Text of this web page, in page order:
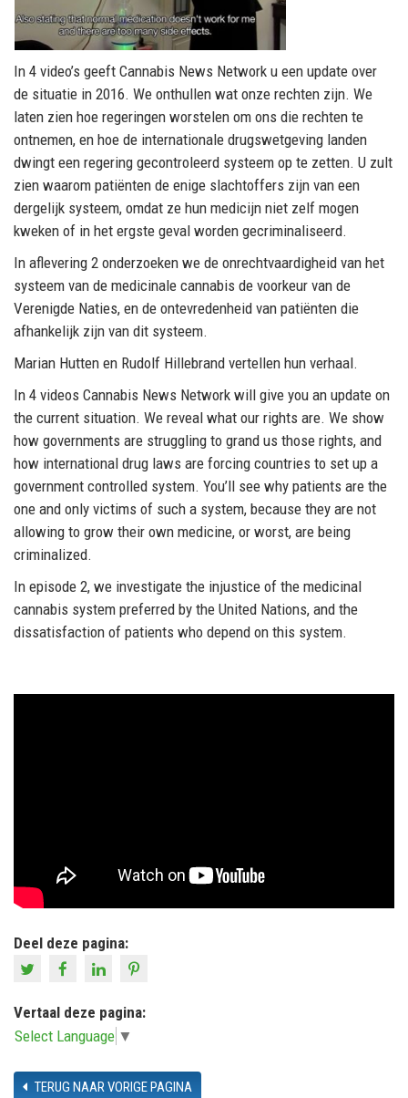
In 4 video’s geeft Cannabis News Network u een update over
de situatie in 2016. We onthullen wat onze rechten zijn. We
laten zien hoe regeringen worstelen om ons die rechten te
ontnemen, en hoe de internationale drugswetgeving landen
dwingt een regering gecontroleerd systeem op te zetten. U zult
zien waarom patiënten de enige slachtoffers zijn van een
dergelijk systeem, omdat ze hun medicijn niet zelf mogen
kweken of in het ergste geval worden gecriminaliseerd.
In aflevering 2 onderzoeken we de onrechtvaardigheid van het
systeem van de medicinale cannabis de voorkeur van de
Verenigde Naties, en de ontevredenheid van patiënten die
afhankelijk zijn van dit systeem.
Marian Hutten en Rudolf Hillebrand vertellen hun verhaal.
In 4 videos Cannabis News Network will give you an update on
the current situation. We reveal what our rights are. We show
how governments are struggling to grand us those rights, and
how international drug laws are forcing countries to set up a
government controlled system. You’ll see why patients are the
one and only victims of such a system, because they are not
allowing to grow their own medicine, or worst, are being
criminalized.
In episode 2, we investigate the injustice of the medicinal
cannabis system preferred by the United Nations, and the
dissatisfaction of patients who depend on this system.
Deel deze pagina:
Vertaal deze pagina:
Select Language ▼
TERUG NAAR VORIGE PAGINA